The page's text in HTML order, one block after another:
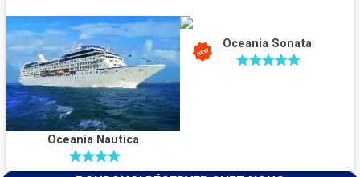
Oceania Nautica
Oceania Sonata